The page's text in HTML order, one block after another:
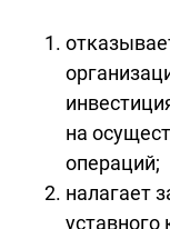
на
операций;
налагает
уставного